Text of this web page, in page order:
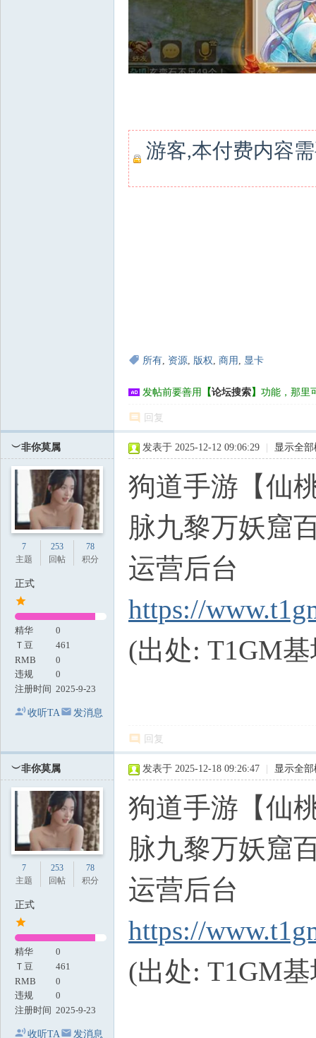
游客,本付费内容
所有, 资源, 版权, 商用 , 显卡
发帖前要善用 【论坛搜索】 功能，那里
回复
︶非你莫属
7
主题
253
回帖
78
积分
正式
精华
0
Ｔ豆
461
RMB
0
违规
0
注册时间 2025-9-23
收听TA 发消息
发表于 2025-12-12 09:06:29 显示全
狗道手游【仙
脉九黎万妖窟
运营后台
https://
(出处: T1GM
回复
︶非你莫属
7
主题
253
回帖
78
积分
正式
精华
0
Ｔ豆
461
RMB
0
违规
0
注册时间 2025-9-23
收听TA 发消息
发表于 2025-12-18 09:26:47 显示全
狗道手游【仙
脉九黎万妖窟
运营后台
https://
(出处: T1GM